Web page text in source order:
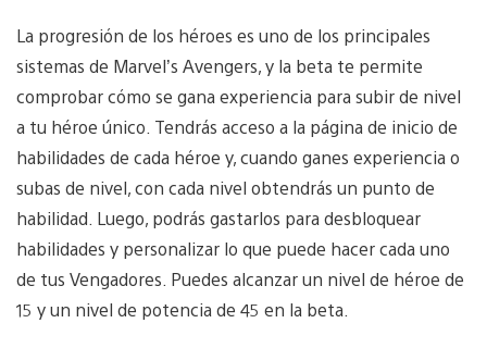
La progresión de los héroes es uno de los principales
sistemas de Marvel’s Avengers, y la beta te permite
comprobar cómo se gana experiencia para subir de nivel
a tu héroe único. Tendrás acceso a la página de inicio de
habilidades de cada héroe y, cuando ganes experiencia o
subas de nivel, con cada nivel obtendrás un punto de
habilidad. Luego, podrás gastarlos para desbloquear
habilidades y personalizar lo que puede hacer cada uno
de tus Vengadores. Puedes alcanzar un nivel de héroe de
15 y un nivel de potencia de 45 en la beta.